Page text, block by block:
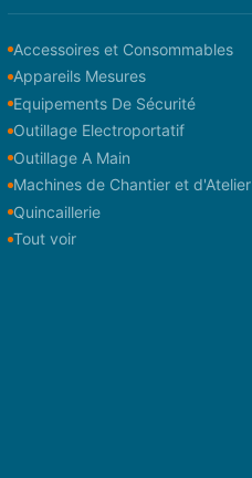
Accessoires et Consommables
Appareils Mesures
Equipements De Sécurité
Outillage Electroportatif
Outillage A Main
Machines de Chantier et d'Atelier
Quincaillerie
Tout voir